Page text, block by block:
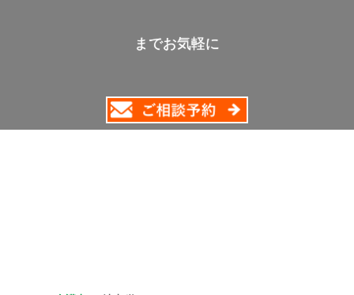
までお気軽に